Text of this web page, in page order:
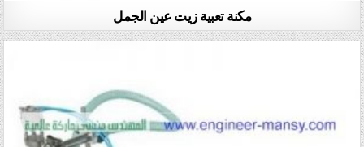
مكنة تعبية زيت عين الجمل